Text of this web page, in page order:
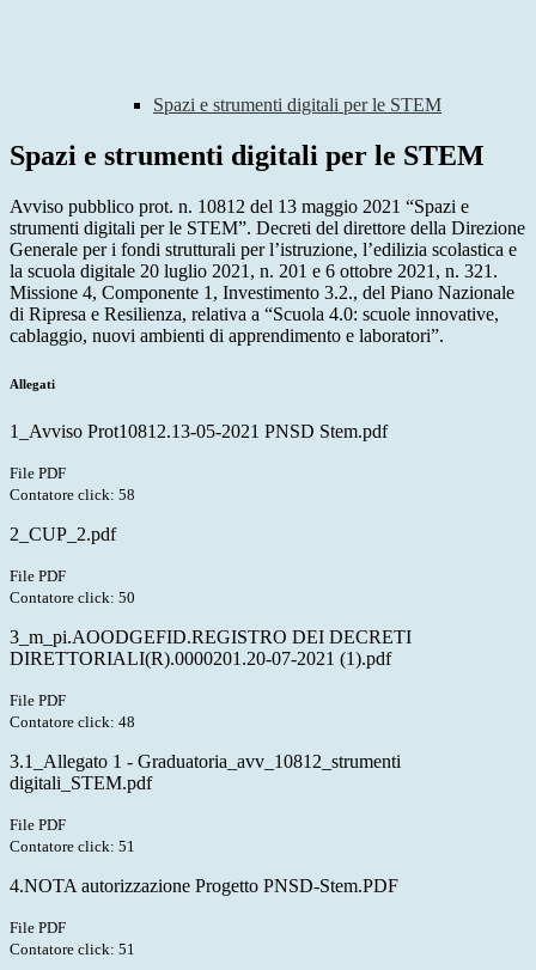
Spazi e strumenti digitali per le STEM
Spazi e strumenti digitali per le STEM
Avviso pubblico prot. n. 10812 del 13 maggio 2021 “Spazi e
strumenti digitali per le STEM”. Decreti del direttore della Direzione
Generale per i fondi strutturali per l’istruzione, l’edilizia scolastica e
la scuola digitale 20 luglio 2021, n. 201 e 6 ottobre 2021, n. 321.
Missione 4, Componente 1, Investimento 3.2., del Piano Nazionale
di Ripresa e Resilienza, relativa a “Scuola 4.0: scuole innovative,
cablaggio, nuovi ambienti di apprendimento e laboratori”.
Allegati
1_Avviso Prot10812.13-05-2021 PNSD Stem.pdf
File PDF
Contatore click: 58
2_CUP_2.pdf
File PDF
Contatore click: 50
3_m_pi.AOODGEFID.REGISTRO DEI DECRETI
DIRETTORIALI(R).0000201.20-07-2021 (1).pdf
File PDF
Contatore click: 48
3.1_Allegato 1 - Graduatoria_avv_10812_strumenti
digitali_STEM.pdf
File PDF
Contatore click: 51
4.NOTA autorizzazione Progetto PNSD-Stem.PDF
File PDF
Contatore click: 51